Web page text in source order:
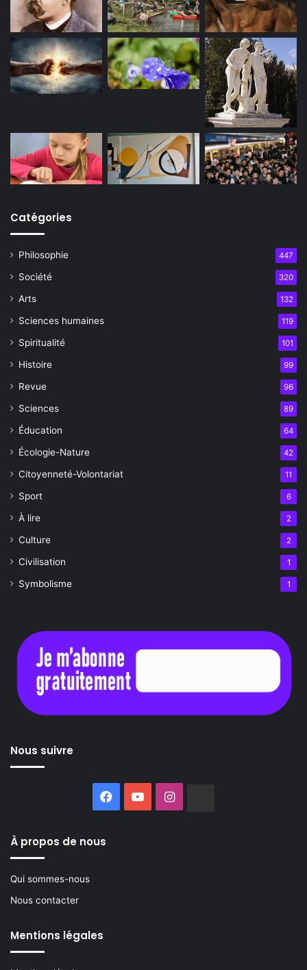
Catégories
Philosophie 447
Société 320
Arts 132
Sciences humaines 119
Spiritualité 101
Histoire 99
Revue 96
Sciences 89
Éducation 64
Écologie-Nature 42
Citoyenneté-Volontariat 11
Sport 6
À lire 2
Culture 2
Civilisation 1
Symbolisme 1
Nous suivre
Facebook
YouTubeInstagram
À propos de nous
Qui sommes-nous
Nous contacter
Mentions légales